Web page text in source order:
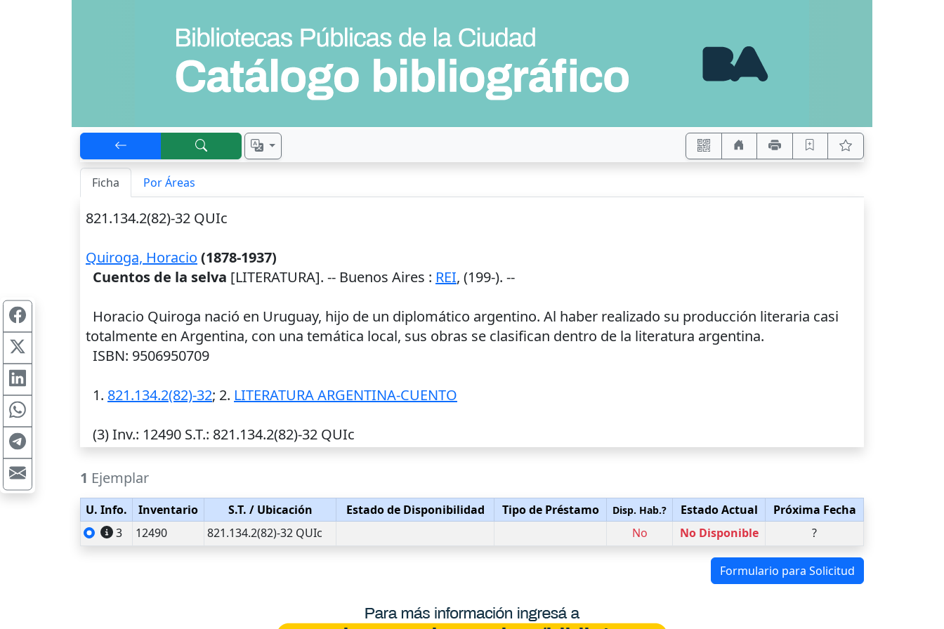
Ficha Por Áreas
821.134.2(82)-32 QUIc
Quiroga, Horacio (1878-1937)
Cuentos de la selva [LITERATURA]. -- Buenos Aires : REI, (199-). --
Horacio Quiroga nació en Uruguay, hijo de un diplomático argentino. Al haber realizado su producción literaria casi
totalmente en Argentina, con una temática local, sus obras se clasifican dentro de la literatura argentina.
ISBN: 9506950709
1. 821.134.2(82)-32; 2. LITERATURA ARGENTINA-CUENTO
(3)Inv.: 12490 S.T.: 821.134.2(82)-32 QUIc
1 Ejemplar
U. Info. Inventario S.T. / Ubicación Estado de Disponibilidad Tipo de Préstamo Disp. Hab.? Estado Actual
Próxima Fecha
3
12490 821.134.2(82)-32 QUIc No No Disponible ?
Formulario para Solicitud